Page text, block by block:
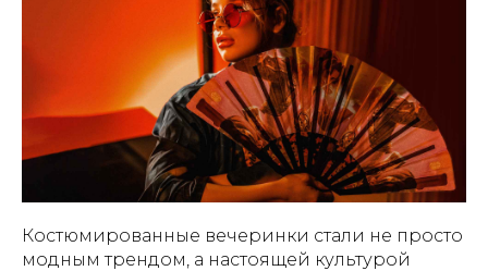
Костюмированные вечеринки стали не просто
модным трендом, а настоящей культурой